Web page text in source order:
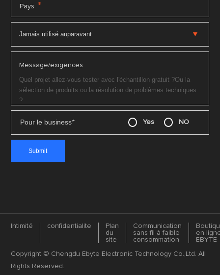
Pays *
Message/exigences
Pour le business* Yes NO
Intimité confidentialite
Plan
du
site
Communication
sans fil à faible
consommation
en
EBYTE
Copyright © Chengdu Ebyte Electronic Technology Co.,Ltd. All
Rights Reserved.